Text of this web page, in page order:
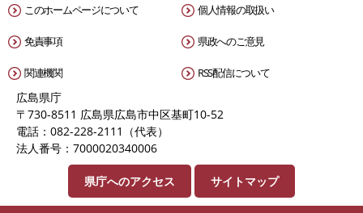
このホームページについて 個人情報の取扱い
免責事項 県政へのご意見
関連機関 RSS配信について
広島県庁
〒730-8511 広島県広島市中区基町10-52
電話：082-228-2111（代表）
法人番号：7000020340006
県庁へのアクセス サイトマップ